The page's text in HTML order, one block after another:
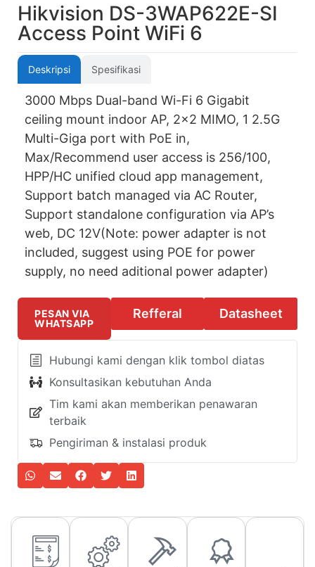
Hikvision DS-3WAP622E-SI
Access Point WiFi 6
Deskripsi Spesifikasi
3000 Mbps Dual-band Wi-Fi 6 Gigabit
ceiling mount indoor AP, 2×2 MIMO, 1 2.5G
Multi-Giga port with PoE in,
Max/Recommend user access is 256/100,
HPP/HC unified cloud app management,
Support batch managed via AC Router,
Support standalone configuration via AP’s
web, DC 12V(Note: power adapter is not
included, suggest using POE for power
supply, no need aditional power adapter)
PESAN VIA
WHATSAPP
Refferal Datasheet
Hubungi kami dengan klik tombol diatas
Konsultasikan kebutuhan Anda
Tim kami akan memberikan penawaran
terbaik
Pengiriman & instalasi produk